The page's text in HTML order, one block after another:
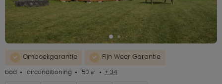
Omboekgarantie
Fijn Weer Garantie
bad
airconditioning 50 ㎡ + 34